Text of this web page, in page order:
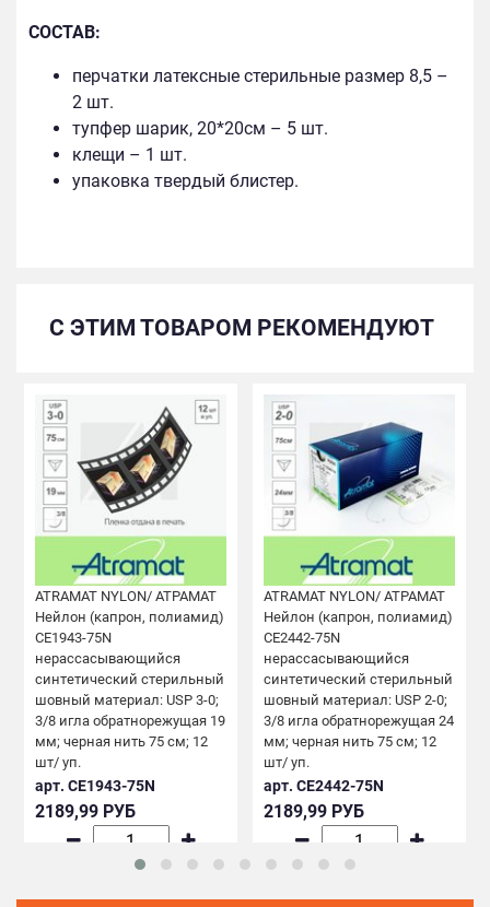
СОСТАВ:
перчатки латексные стерильные размер 8,5 –
2 шт.
тупфер шарик, 20*20см – 5 шт.
клещи – 1 шт.
упаковка твердый блистер.
С ЭТИМ ТОВАРОМ РЕКОМЕНДУЮТ
ATRAMAT NYLON/ АТРАМАТ
Нейлон (капрон, полиамид)
CE1943-75N
нерассасывающийся
синтетический стерильный
шовный материал: USP 3-0;
3/8 игла обратнорежущая 19
мм; черная нить 75 см; 12
шт/ уп.
арт. CE1943-75N
2189,99 РУБ
ATRAMAT NYLON/ АТРАМАТ
Нейлон (капрон, полиамид)
CE2442-75N
нерассасывающийся
синтетический стерильный
шовный материал: USP 2-0;
3/8 игла обратнорежущая 24
мм; черная нить 75 см; 12
шт/ уп.
арт. CE2442-75N
2189,99 РУБ